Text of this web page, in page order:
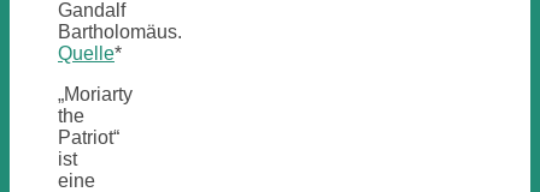
Gandalf
Bartholomäus.
Quelle*
„Moriarty
the
Patriot“
ist
eine